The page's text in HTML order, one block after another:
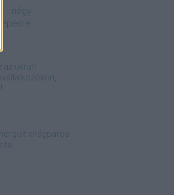
- négy
az ukrán
virágpáros